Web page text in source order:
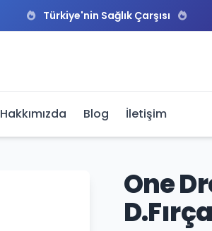
Türkiye'nin Sağlık Çarşısı
Hakkımızda Blog İletişim
One